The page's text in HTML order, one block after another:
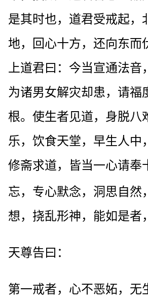
是其时也，道君受戒起，
地，回心十方，还向东而
上道君曰：今当宣通法音
为诸男女解灾却患，请福
根。使生者见道，身脱八
乐，饮食天堂，早生人中
修斋求道，皆当一心请奉
忘，专心默念，洞思自然
想，挠乱形神，能如是者
天尊告曰：
第一戒者，心不恶妬，无